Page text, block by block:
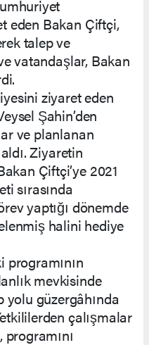
eden Bakan Çiftçi,
talep ve
vatandaşlar, Bakan
ziyaret eden
Şahin’den
ve planlanan
Ziyaretin
Çiftçi’ye 2021
sırasında
yaptığı dönemde
halini hediye
mevkisinde
yolu güzergâhında
çalışmalar